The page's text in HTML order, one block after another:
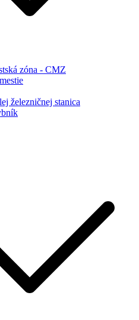
zóna - CMZ
železničnej stanica